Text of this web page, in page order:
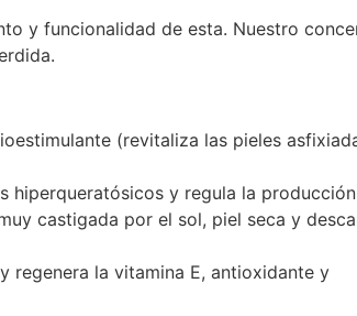
y funcionalidad de esta. Nuestro
(revitaliza las pieles
hiperqueratósicos y regula la
castigada por el sol, piel seca y
regenera la vitamina E, antioxidante y